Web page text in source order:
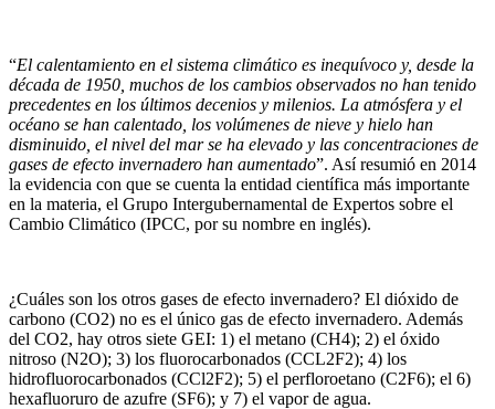
“El calentamiento en el sistema climático es inequívoco y, desde la
década de 1950, muchos de los cambios observados no han tenido
precedentes en los últimos decenios y milenios. La atmósfera y el
océano se han calentado, los volúmenes de nieve y hielo han
disminuido, el nivel del mar se ha elevado y las concentraciones de
gases de efecto invernadero han aumentado”. Así resumió en 2014
la evidencia con que se cuenta la entidad científica más importante
en la materia, el Grupo Intergubernamental de Expertos sobre el
Cambio Climático (IPCC, por su nombre en inglés).
¿Cuáles son los otros gases de efecto invernadero? El dióxido de
carbono (CO2) no es el único gas de efecto invernadero. Además
del CO2, hay otros siete GEI: 1) el metano (CH4); 2) el óxido
nitroso (N2O); 3) los fluorocarbonados (CCL2F2); 4) los
hidrofluorocarbonados (CCl2F2); 5) el perfloroetano (C2F6); el 6)
hexafluoruro de azufre (SF6); y 7) el vapor de agua.